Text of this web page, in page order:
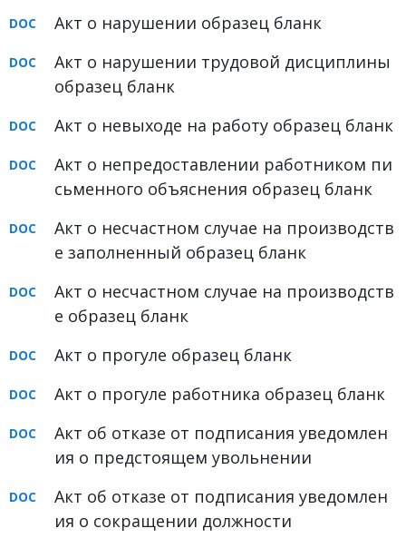
Акт о нарушении образец бланк
Акт о нарушении трудовой дисциплины
образец бланк
Акт о невыходе на работу образец бланк
Акт о непредоставлении работником пи
сьменного объяснения образец бланк
Акт о несчастном случае на производств
е заполненный образец бланк
Акт о несчастном случае на производств
е образец бланк
Акт о прогуле образец бланк
Акт о прогуле работника образец бланк
Акт об отказе от подписания уведомлен
ия о предстоящем увольнении
Акт об отказе от подписания уведомлен
ия о сокращении должности
ДОКУМЕНТЫ
ВИДЕО
+7 (800) 511-86-74
Следите за новостями
в нашей группе